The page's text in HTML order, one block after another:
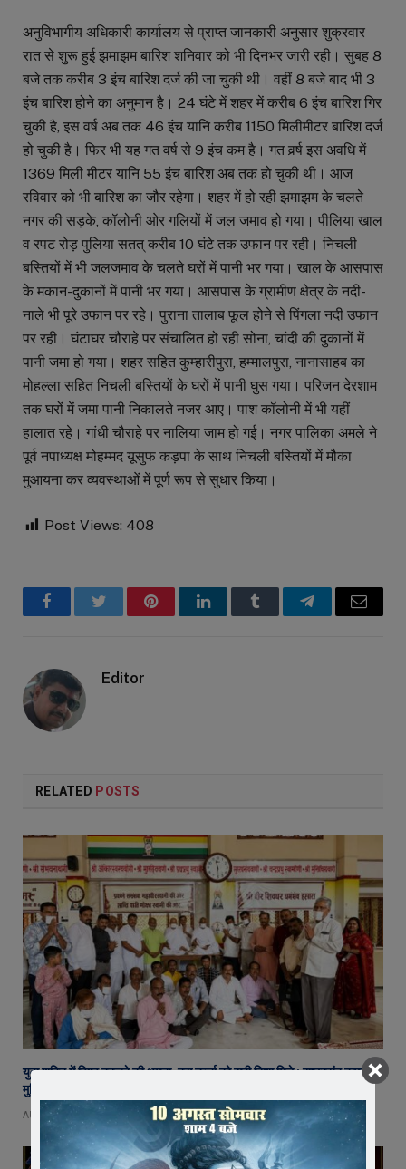
अनुविभागीय अधिकारी कार्यालय से प्राप्त जानकारी अनुसार शुक्रवार
रात से शुरू हुई झमाझम बारिश शनिवार को भी दिनभर जारी रही। सुबह 8
बजे तक करीब 3 इंच बारिश दर्ज की जा चुकी थी। वहीं 8 बजे बाद भी 3
इंच बारिश होने का अनुमान है। 24 घंटे में शहर में करीब 6 इंच बारिश गिर
चुकी है, इस वर्ष अब तक 46 इंच यानि करीब 1150 मिलीमीटर बारिश दर्ज
हो चुकी है। फिर भी यह गत वर्ष से 9 इंच कम है। गत वर्र्ष इस अवधि में
1369 मिली मीटर यानि 55 इंच बारिश अब तक हो चुकी थी। आज
रविवार को भी बारिश का जौर रहेगा। शहर में हो रही झमाझम के चलते
नगर की सड़के, कॉलोनी ओर गलियों में जल जमाव हो गया। पीलिया खाल
व रपट रोड़ पुलिया सतत् करीब 10 घंटे तक उफान पर रही। निचली
बस्तियों में भी जलजमाव के चलते घरों में पानी भर गया। खाल के आसपास
के मकान-दुकानों में पानी भर गया। आसपास के ग्रामीण क्षेत्र के नदी-
नाले भी पूरे उफान पर रहे। पुराना तालाब फूल होने से पिंगला नदी उफान
पर रही। घंटाघर चौराहे पर संचालित हो रही सोना, चांदी की दुकानों में
पानी जमा हो गया। शहर सहित कुम्हारीपुरा, हम्मालपुरा, नानासाहब का
मोहल्ला सहित निचली बस्तियों के घरों में पानी घुस गया। परिजन देरशाम
तक घरों में जमा पानी निकालते नजर आए। पाश कॉलोनी में भी यहीं
हालात रहे। गांधी चौराहे पर नालिया जाम हो गई। नगर पालिका अमले ने
पूर्व नपाध्यक्ष मोहम्मद यूसुफ कड़पा के साथ निचली बस्तियों में मौका
मुआयना कर व्यवस्थाओं में पूर्ण रूप से सुधार किया।
Post Views: 408
FacebookTwitter PinterestLinkedInTumblr TelegramEmail
Editor
RELATED POSTS
युवा शक्ति में विश्व बदलने की क्षमता, बस ऊर्जा को सही दिशा मिले : राष्ट्रसंत कमल
मुनि
AUGUST 8, 2026